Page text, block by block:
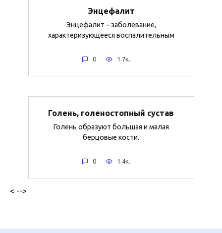
Энцефалит
Энцефалит – заболевание,
характеризующееся воспалительным
0 1.7к.
Голень, голеностопный сустав
Голень образуют большая и малая
берцовые кости.
0 1.4к.
< -->